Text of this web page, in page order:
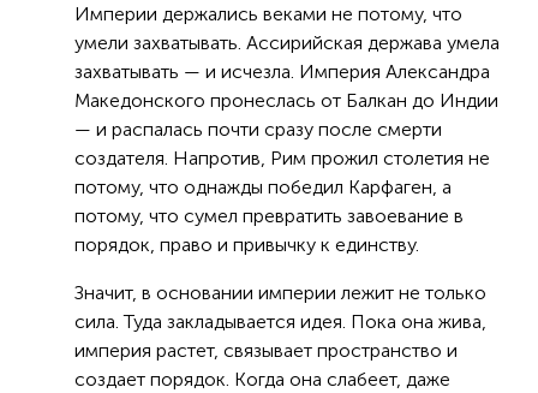
Империи держались веками не потому, что
умели захватывать. Ассирийская держава умела
захватывать — и исчезла. Империя Александра
Македонского пронеслась от Балкан до Индии
— и распалась почти сразу после смерти
создателя. Напротив, Рим прожил столетия не
потому, что однажды победил Карфаген, а
потому, что сумел превратить завоевание в
порядок, право и привычку к единству.
Значит, в основании империи лежит не только
сила. Туда закладывается идея. Пока она жива,
империя растет, связывает пространство и
создает порядок. Когда она слабеет, даже